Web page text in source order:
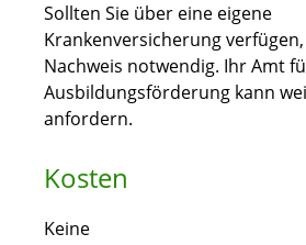
Sollten Sie über eine eigene
Krankenversicherung
Nachweis notwendig. Ihr Amt
Ausbildungsförderung kann
anfordern.
Kosten
Keine